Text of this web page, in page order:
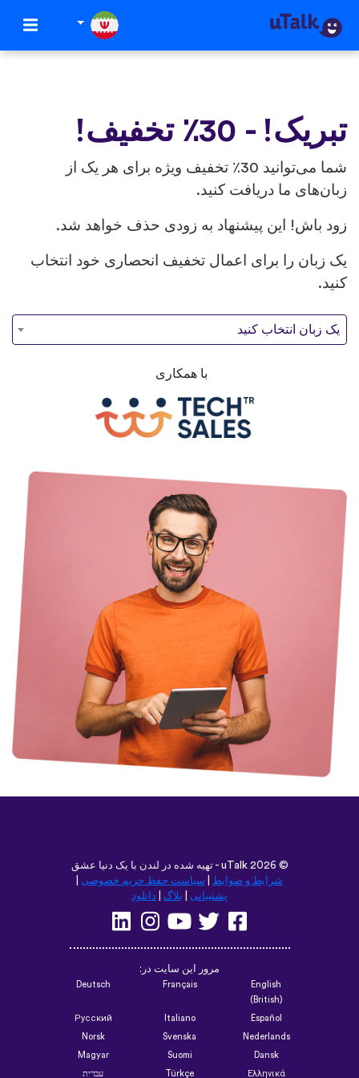
تبریک! - 30٪ تخفیف!
شما می‌توانید 30٪ تخفیف ویژه برای هر یک از
زبان‌های ما دریافت کنید.
زود باش! این پیشنهاد به زودی حذف خواهد شد.
یک زبان را برای اعمال تخفیف انحصاری خود انتخاب
کنید.
یک زبان انتخاب کنید
با همکاری
©
uTalk2026 - تهیه شده در لندن با یک دنیا عشق
شرایط و ضوابط
سیاست حفظ حریم خصوصی
پشتیبانی
بلاگ دانلود
مرور این سایت در:
English
(British)
Français
Deutsch
Español
Italiano
Русский
Nederlands
Svenska
Norsk
Dansk
Suomi
Magyar
Ελληνικά
Türkçe עברית